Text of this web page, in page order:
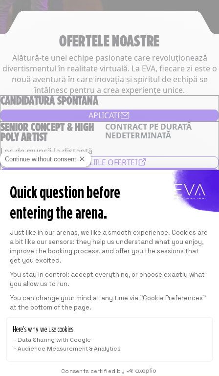
Continue without consent
Quick question before
entering the arena.
Consent Management Platform:
Just like in our arenas, we like a smooth experience. Cookies are
a bit like our sensors: they help us understand what you enjoy,
improve the booking process, and offer you the sessions that
get you excited.
You stay in control: accept everything, or choose exactly what
you allow us to run.
You can change your mind at any time via "Cookie Preferences"
at the bottom of the page.
Here’s why we use cookies.
Data Sharing with Google
Audience Measurement & Analytics
Consents certified by
OFERTELE NOASTRE
Alătură-te unei echipe pasionate care revoluționează
divertismentul în realitate virtuală. La EVA, fiecare zi este o
nouă aventură în care inovația și spiritul de echipă se
întâlnesc pentru a crea experiențe unice.
CANDIDATURĂ SPONTANĂ
APLICAȚI
SENIOR CONCEPT & HIGH
POLY ARTIST
CONTRACT PE DURATĂ
NEDETERMINATĂ
Loc de muncă la distanță
DETALIILE OFERTEI
BRAND
MANAGER
CONTRACT PE DURATĂ
NEDETERMINATĂ
Sediu EVA, Paris
DETALIILE OFERTEI
APLICAȚI
CUSTOMER SUCCESS
MANAGER JUNIOR
CONTRACT PE DURATĂ
NEDETERMINATĂ
DETALIILE OFERTEI
STAGE COMPTABILITÉ CLIENTS
ÉVÈNEMENTIEL
INTERNSHIP
Sediu EVA, Paris
DETALIILE OFERTEI
APLICAȚI
NEDETERMINATĂ